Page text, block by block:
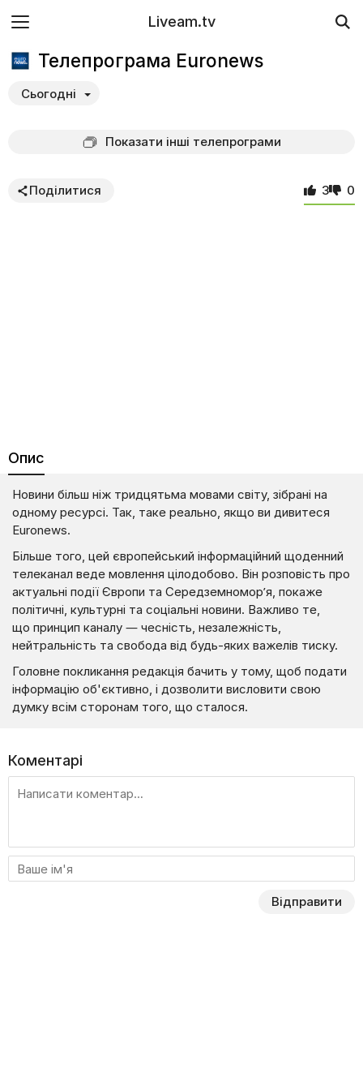
Liveam.tv
Телепрограма Euronews
Сьогодні
Показати інші телепрограми
Поділитися 3 0
Опис
Новини більш ніж тридцятьма мовами світу, зібрані на
одному ресурсі. Так, таке реально, якщо ви дивитеся
Euronews.
Більше того, цей європейський інформаційний щоденний
телеканал веде мовлення цілодобово. Він розповість про
актуальні події Європи та Середземномор’я, покаже
політичні, культурні та соціальні новини. Важливо те,
що принцип каналу — чесність, незалежність,
нейтральність та свобода від будь-яких важелів тиску.
Головне покликання редакція бачить у тому, щоб подати
інформацію об'єктивно, і дозволити висловити свою
думку всім сторонам того, що сталося.
Коментарі
Відправити